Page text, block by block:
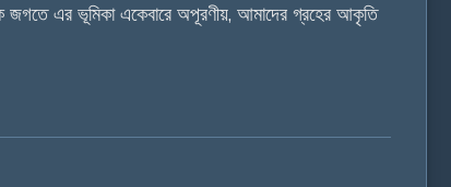
জগতে এর ভূমিকা একেবারে অপূরণীয়, আমাদের গ্রহের আকৃতি